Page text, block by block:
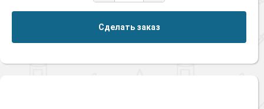
Сделать заказ